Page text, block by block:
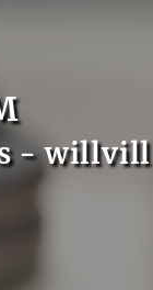
- willvill